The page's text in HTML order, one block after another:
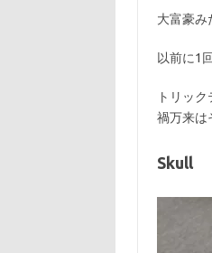
大富豪み
以前に1
トリッ
禍万来は
Skull